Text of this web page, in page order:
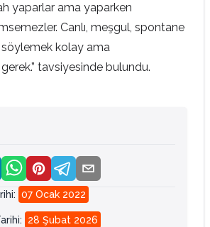
yaparlar ama yaparken
Canlı, meşgul, spontane
söylemek kolay ama
tavsiyesinde bulundu.
: 07 Ocak 2022
: 28 Şubat 2026